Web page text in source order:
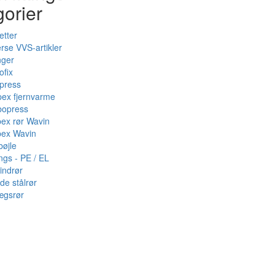
VVS-artikler
fjernvarme
rør Wavin
Wavin
- PE / EL
stålrør